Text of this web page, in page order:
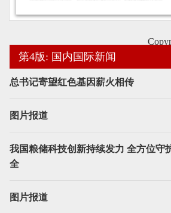
第4版: 国内国际新闻
总书记寄望红色基因薪火相传
图片报道
我国粮储科技创新持续发力 全方位守
全
图片报道